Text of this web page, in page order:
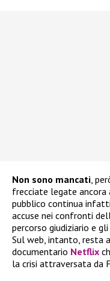
Non sono mancati,
frecciate legate ancora
pubblico continua
accuse nei confronti
percorso giudiziario e
Sul web, intanto, resta
documentario Netflix
la crisi attraversata da